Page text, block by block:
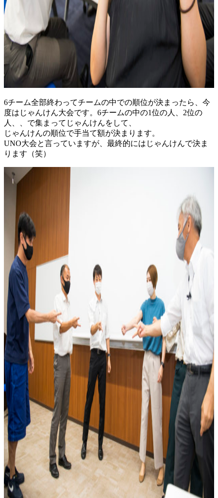
6チーム全部終わってチームの中での順位が決まったら、今
度はじゃんけん大会です。6チームの中の1位の人、2位の
人、、で集まってじゃんけんをして、
じゃんけんの順位で手当て額が決まります。
UNO大会と言っていますが、最終的にはじゃんけんで決ま
ります（笑）